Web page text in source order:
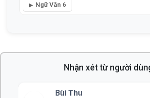
Ngữ Văn 6
Nhận xét từ người
Bùi Thu